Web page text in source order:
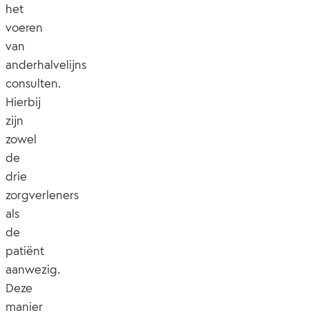
het
voeren
van
anderhalvelijns
consulten.
Hierbij
zijn
zowel
de
drie
zorgverleners
als
de
patiënt
aanwezig.
Deze
manier